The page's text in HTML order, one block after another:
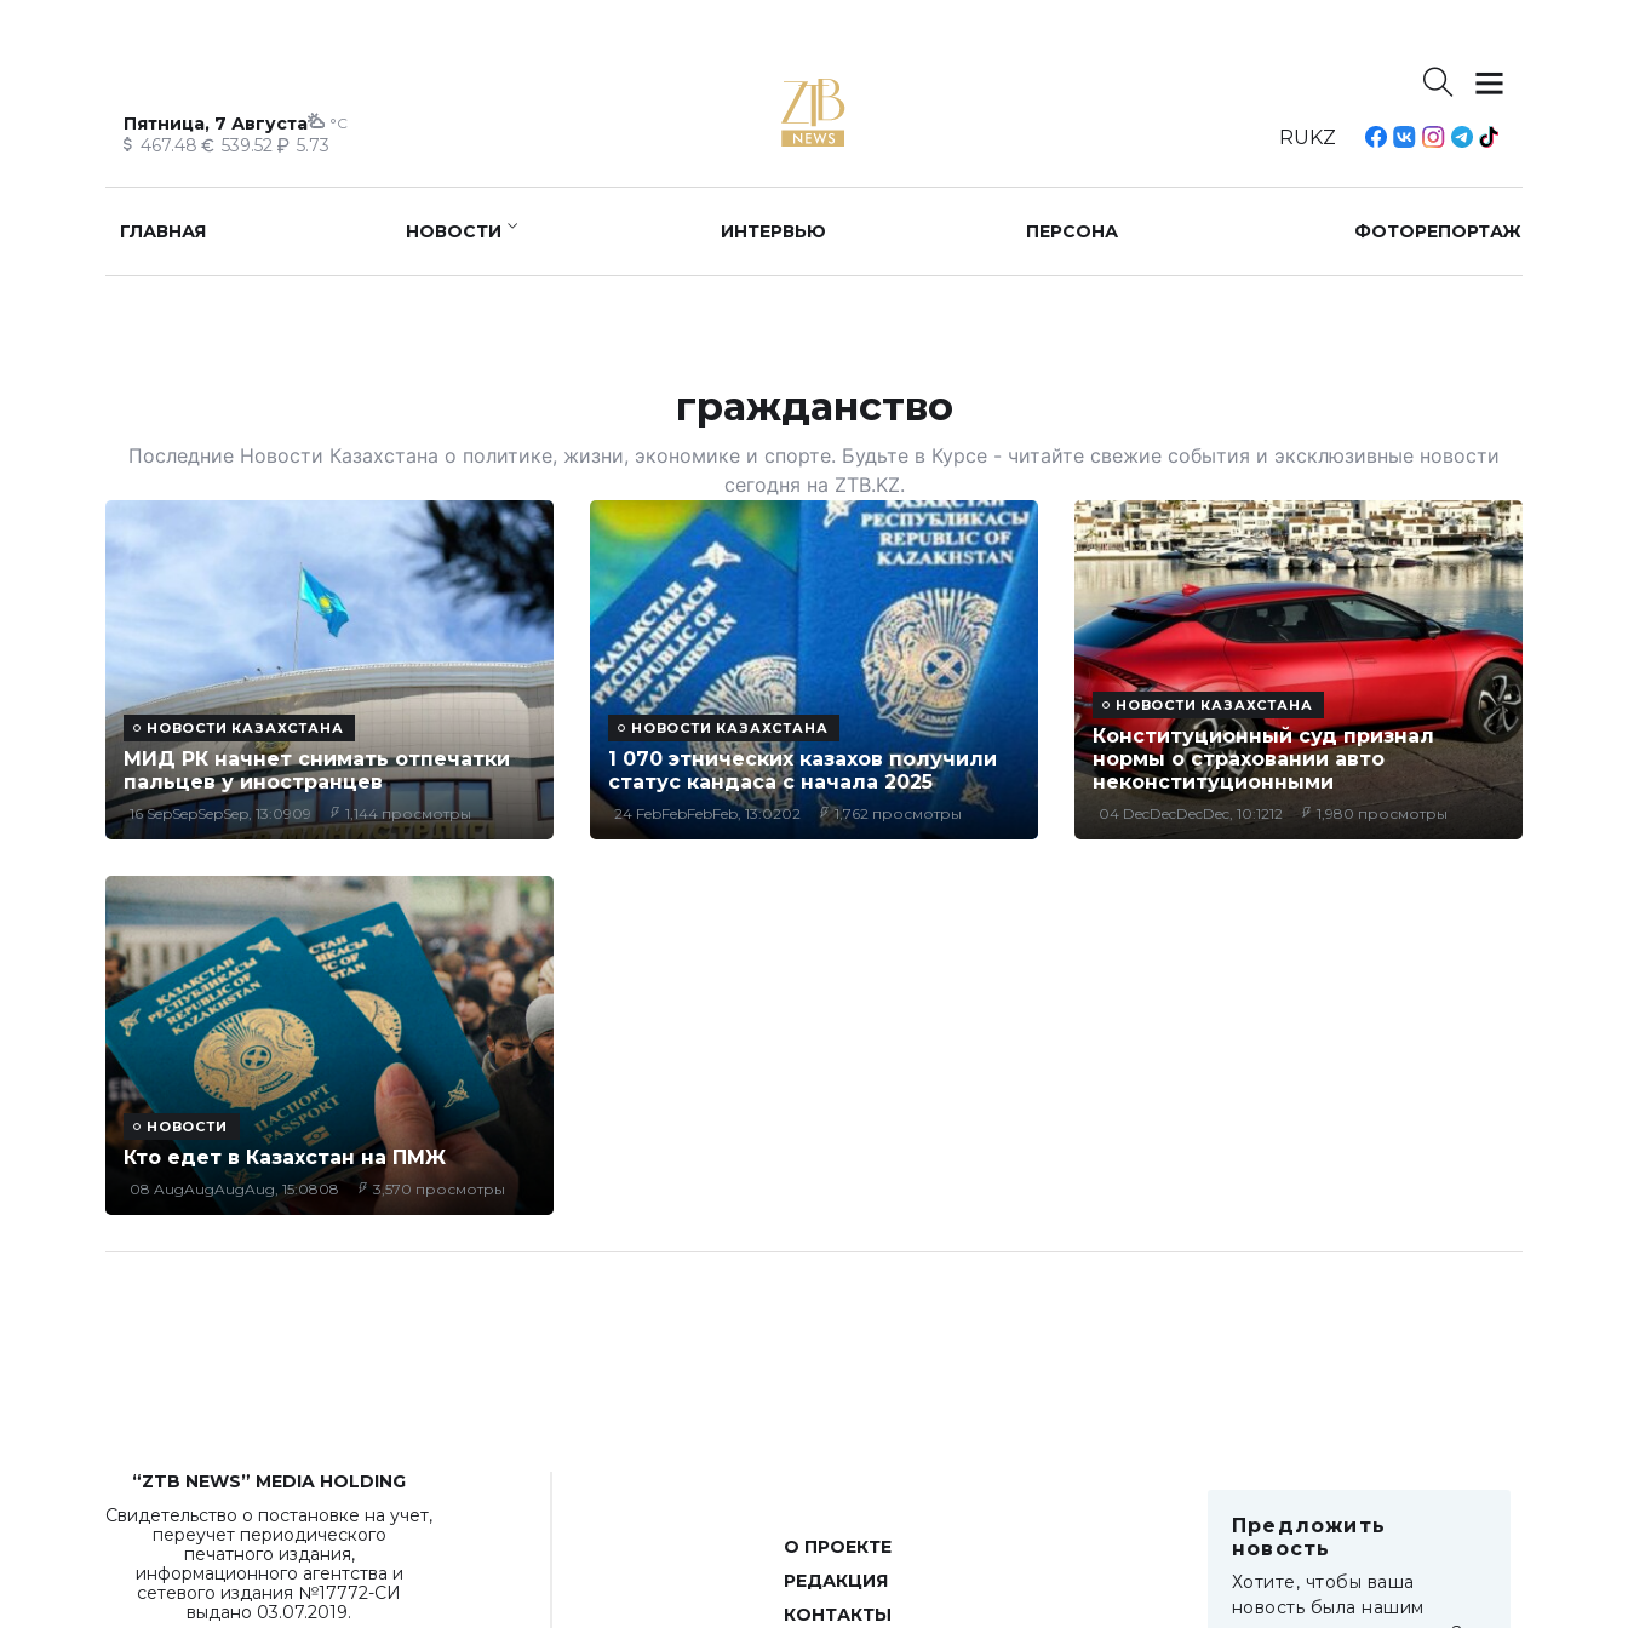
Пятница, 7 Августа °C
467.48 539.52 5.73 RUKZ
ГЛАВНАЯ НОВОСТИ ИНТЕРВЬЮ ПЕРСОНА ФОТОРЕПОРТАЖ
гражданство
Последние Новости Казахстана о политике, жизни, экономике и спорте. Будьте в Курсе - читайте свежие события и эксклюзивные новости
сегодня на ZTB.KZ.
НОВОСТИ КАЗАХСТАНА
МИД РК начнет снимать отпечатки
пальцев у иностранцев
16 SepSepSepSep, 13:0909 1,144 просмотры
НОВОСТИ КАЗАХСТАНА
1 070 этнических казахов получили
статус кандаса с начала 2025
24 FebFebFebFeb, 13:0202 1,762 просмотры
НОВОСТИ КАЗАХСТАНА
Конституционный суд признал
нормы о страховании авто
неконституционными
04 DecDecDecDec, 10:1212 1,980 просмотры
НОВОСТИ
Кто едет в Казахстан на ПМЖ
08 AugAugAugAug, 15:0808 3,570 просмотры
“ZTB NEWS” MEDIA HOLDING
Свидетельство о постановке на учет,
переучет периодического
печатного издания,
информационного агентства и
сетевого издания №17772-СИ
выдано 03.07.2019.
О ПРОЕКТЕ
РЕДАКЦИЯ
КОНТАКТЫ
Предложить
новость
Хотите, чтобы ваша
новость была нашим